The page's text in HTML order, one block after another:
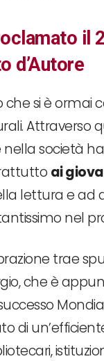
il
d’Autore
che si è ormai
Attraverso
società
ai
lettura e
nel
trae
che è
di